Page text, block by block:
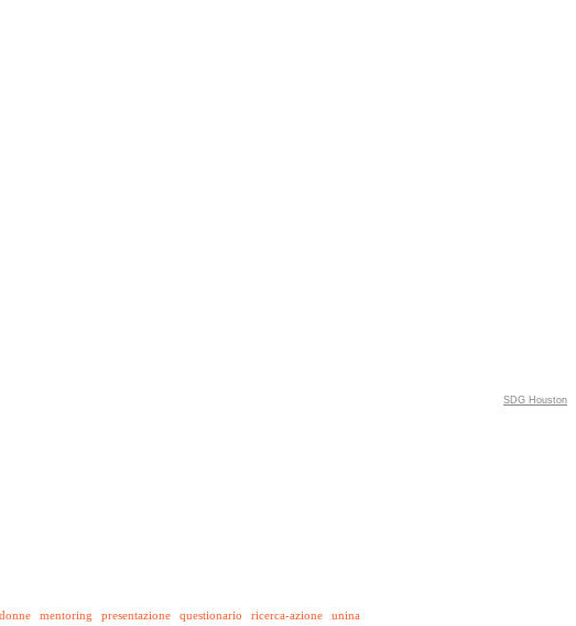
SDG Houston
mentoring presentazione questionario ricerca-azione unina